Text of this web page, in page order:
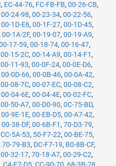
, EC-44-76, FC-FB-FB, 00-26-CB,
00-24-98, 00-23-34, 00-22-56,
00-1D-E6, 00-1F-27, 00-1D-45,
00-1A-2F, 00-19-07, 00-19-A9,
17-59, 00-18-74, 00-16-47,
00-15-2C, 00-14-A9, 00-14-F1 ,
00-11-93, 00-0F-24, 00-0E-D6,
00-0D-66, 00-0B-46, 00-0A-42,
00-08-7C, 00-07-EC, 00-08-C2,
00-04-6E, 00-04-4E, 00-02-FC,
00-50-A7, 00-D0-90, 0C-75-BD,
00-9E-1E, 00-EB-D5, 00-A7-42,
00-38-DF, 00-6B-F1 , 70-D3-79,
CC-5A-53, 50-F7-22, 00-BE-75,
70-79-B3, DC-F7-19, B0-8B-CF,
00-32-17, 70-18-A7, 00-29-C2,